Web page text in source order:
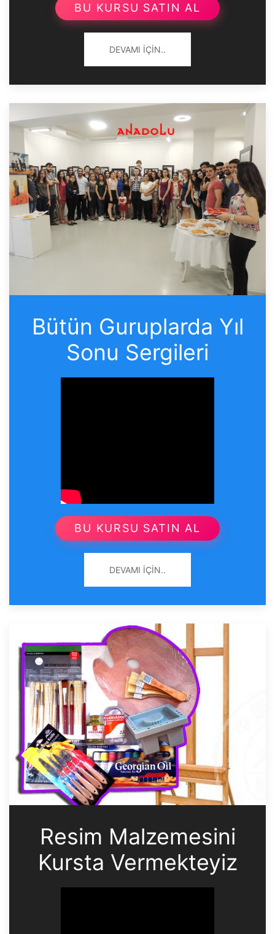
BU KURSU SATIN AL
DEVAMI İÇIN..
Bütün Guruplarda Yıl
Sonu Sergileri
BU KURSU SATIN AL
DEVAMI İÇIN..
Resim Malzemesini
Kursta Vermekteyiz